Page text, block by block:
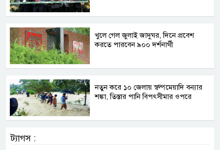
খুলে গেল জুলাই জাদুঘর, দিনে প্রবেশ
করতে পারবেন ৯০০ দর্শনার্থী
নতুন করে ১০ জেলায় স্বল্পমেয়াদি বন্যার
শঙ্কা, তিস্তার পানি বিপৎসীমার ওপরে
ট্যাগস :